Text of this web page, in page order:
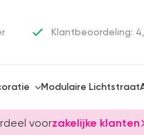
Klantbeoordeling:
Modulaire Lichtstraat
voorzakelijke klanten